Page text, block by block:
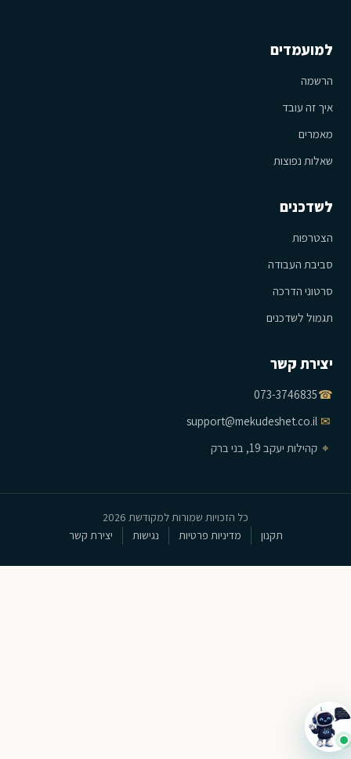
למועמדים
הרשמה
איך זה עובד
מאמרים
שאלות נפוצות
לשדכנים
הצטרפות
סביבת העבודה
סרטוני הדרכה
תגמול לשדכנים
יצירת קשר
☎
073-3746835
✉
support@mekudeshet.co.il
⌖ קהילות יעקב 19, בני ברק
כל הזכויות שמורות למקודשת 2026
תקנון
מדיניות פרטיות נגישות יצירת קשר